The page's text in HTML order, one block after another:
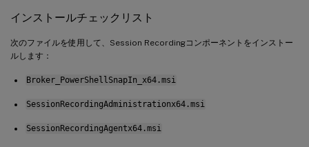
インストールチェックリスト
次のファイルを使用して、Session Recordingコンポーネントをインストー
ルします：
Broker_PowerShellSnapIn_x64.msi
SessionRecordingAdministrationx64.msi
SessionRecordingAgentx64.msi